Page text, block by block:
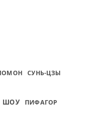
СУНЬ-ЦЗЫ
ШОУ ПИФАГОР